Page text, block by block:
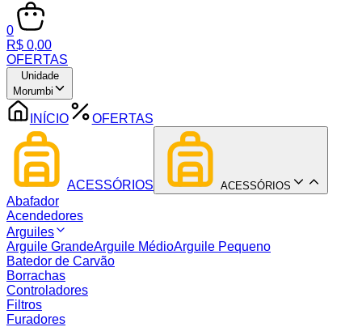
0
R$ 0,00
OFERTAS
Unidade
Morumbi
INÍCIO OFERTAS
ACESSÓRIOS ACESSÓRIOS
Abafador
Acendedores
Arguiles
Arguile GrandeArguile MédioArguile Pequeno
Batedor de Carvão
Borrachas
Controladores
Filtros
Furadores